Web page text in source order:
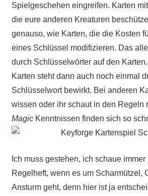
Spielgeschehen eingreifen. Karten
die eure anderen Kreaturen
genauso, wie Karten, die die Kosten
eines Schlüssel modifizieren. Das
durch Schlüsselwörter auf den
Karten steht dann auch noch einmal
Schlüsselwort bewirkt. Bei anderen
wissen oder ihr schaut in den Regeln
MagicKenntnissen finden sich so
Ich muss gestehen, ich schaue immer
Regelheft, wenn es um Scharmützel,
Ansturm geht, denn hier ist ja